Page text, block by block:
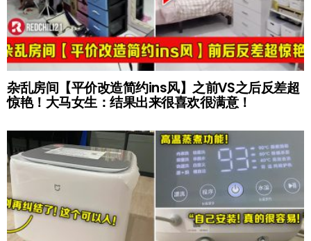
杂乱房间【平价改造简约ins风】之前VS之后反差超
惊艳！大马女生：结果出来很喜欢很满意！